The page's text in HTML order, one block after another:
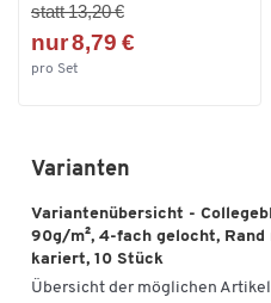
statt 13,20 €
nur 8,79 €
pro Set
Varianten
Variantenübersicht -
90g/m², 4-fach gelocht,
kariert, 10 Stück
Übersicht der möglichen